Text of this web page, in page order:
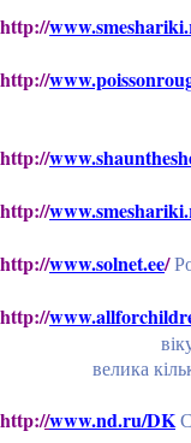
http://
http://
http://
http://
http://www.solnet.ee/
http://
віку.
велика кількість
http://www.nd.ru/DK